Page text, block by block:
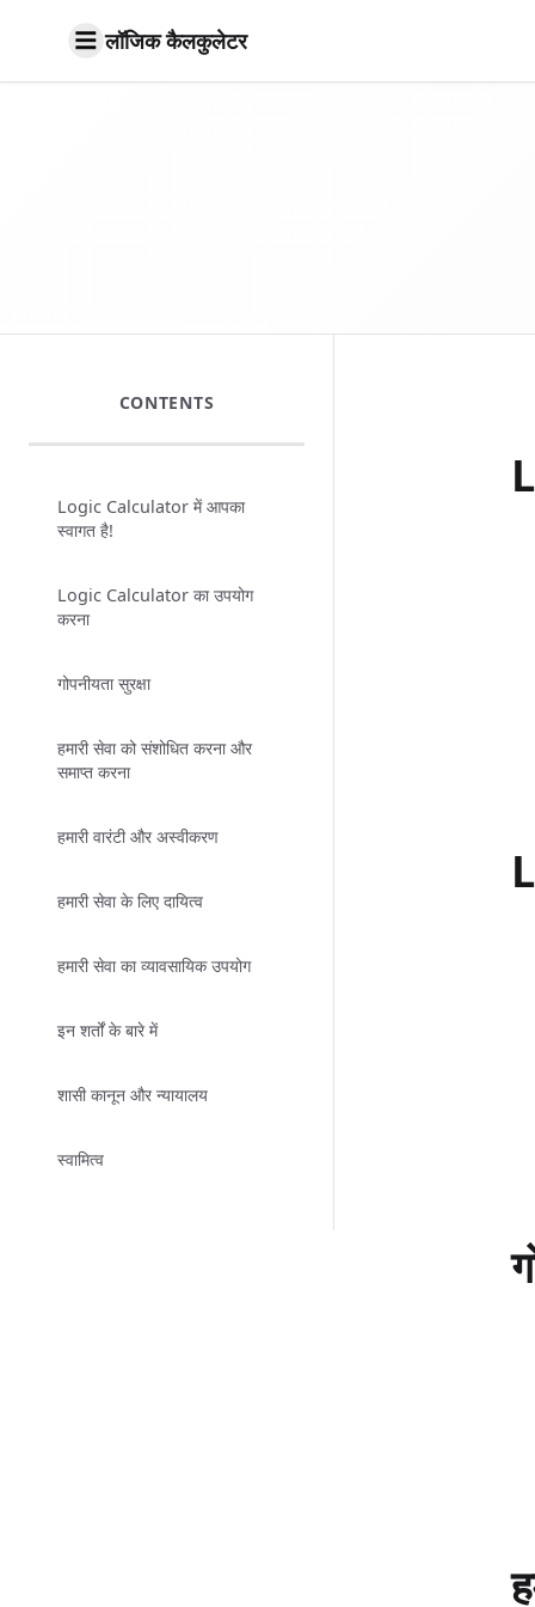
लॉजिक कैलकुलेटर
CONTENTS
Logic Calculator में आपका
स्वागत है!
Logic Calculator का उपयोग
करना
गोपनीयता सुरक्षा
हमारी सेवा को संशोधित करना और
समाप्त करना
हमारी वारंटी और अस्वीकरण
हमारी सेवा के लिए दायित्व
हमारी सेवा का व्यावसायिक उपयोग
इन शर्तों के बारे में
शासी कानून और न्यायालय
स्वामित्व